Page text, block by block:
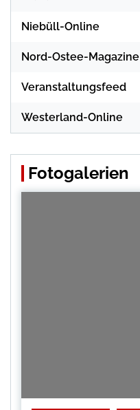
Niebüll-Online
Nord-Ostee-Magazine
Veranstaltungsfeed
Westerland-Online
Fotogalerien